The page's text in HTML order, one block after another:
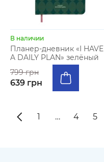
В наличии
Планер-дневник «I HAVE
A DAILY PLAN» зелёный
799 грн
639 грн
1 … 4 5